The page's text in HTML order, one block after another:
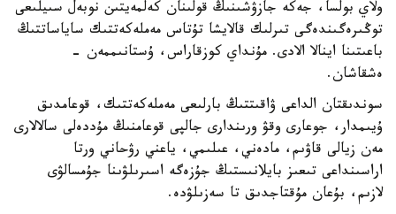
ولاي بولسا، جەكە جازۋشىنىڭ قولىنان كەلمەيتىن نوبەل سىيلىعى
توڭىرەگىندەگى تىرلىك قالايشا تۇتاس مەملەكەتتىك ساياساتتىڭ
باعىتىنا اينالا الادى. مۇنداي كوزقاراس، ۇستانىممەن -
ەشقاشان.
سوندىقتان الداعى ۋاقىتتىڭ بارلىعى مەملەكەتتىك، قوعامدىق
ۇيىمدار، جوعارى وقۋ ورىندارى جالپى قوعامنىڭ مۇددەلى سالالارى
مەن زيالى قاۋىم، مادەني، عىلىمي، ياعني رۋحاني ورتا
اراسىنداعى تىعىز بايلانىستىڭ جۇزەگە اسىرىلۋىنا جۇمسالۋى
لازىم، بۇعان مۇقتاجدىق تا سەزىلۋدە.